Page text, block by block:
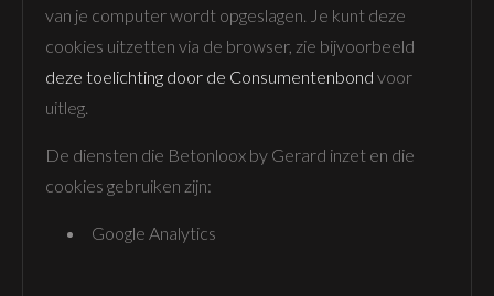
van je computer wordt opgeslagen. Je kunt deze
cookies uitzetten via de browser, zie bijvoorbeeld
deze toelichting door de Consumentenbond voor
uitleg.
De diensten die Betonloox by Gerard inzet en die
cookies gebruiken zijn:
Google Analytics